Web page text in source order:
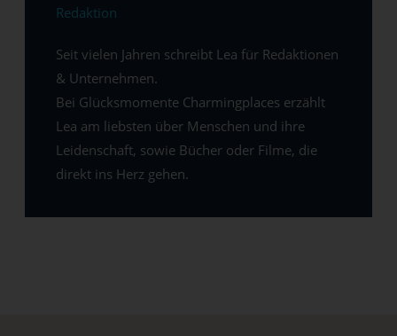
Redaktion
Seit vielen Jahren schreibt Lea für Redaktionen
& Unternehmen.
Bei Glücksmomente Charmingplaces erzählt
Lea am liebsten über Menschen und ihre
Leidenschaft, sowie Bücher oder Filme, die
direkt ins Herz gehen.